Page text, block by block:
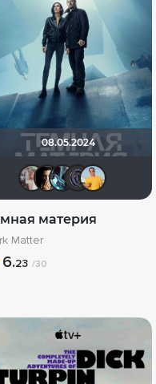
08.05.2024
материя
Matter
6.23 /30